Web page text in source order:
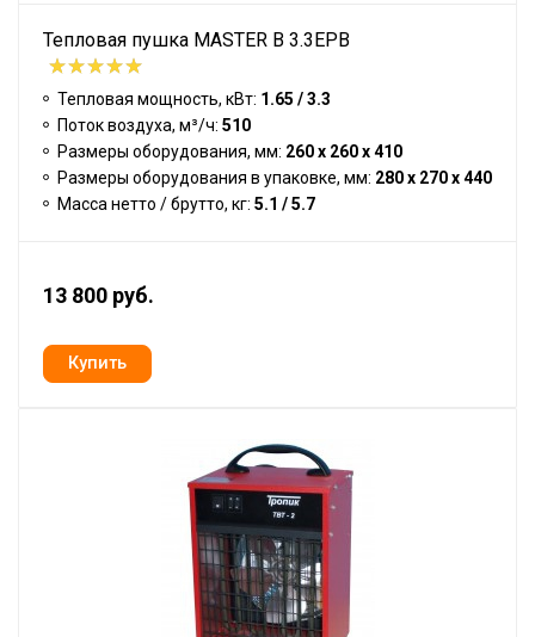
Тепловая пушка MASTER B 3.3EPB
Тепловая мощность, кВт: 1.65 / 3.3
Поток воздуха, м³/ч: 510
Размеры оборудования, мм: 260 x 260 x 410
Размеры оборудования в упаковке, мм: 280 x 270 x 440
Масса нетто / брутто, кг: 5.1 / 5.7
13 800 руб.